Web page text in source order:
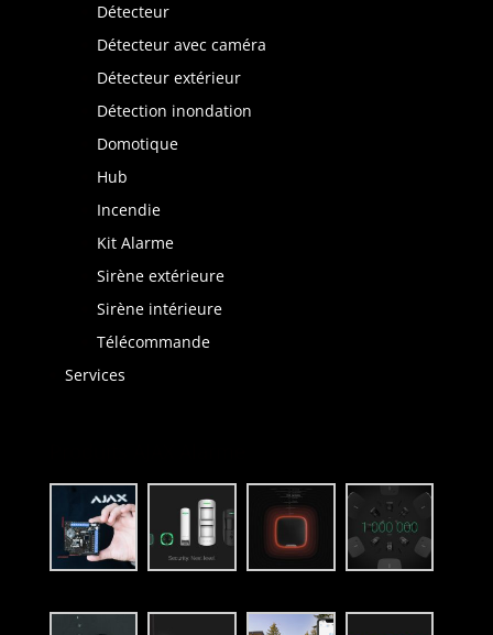
Détecteur
Détecteur avec caméra
Détecteur extérieur
Détection inondation
Domotique
Hub
Incendie
Kit Alarme
Sirène extérieure
Sirène intérieure
Télécommande
Services